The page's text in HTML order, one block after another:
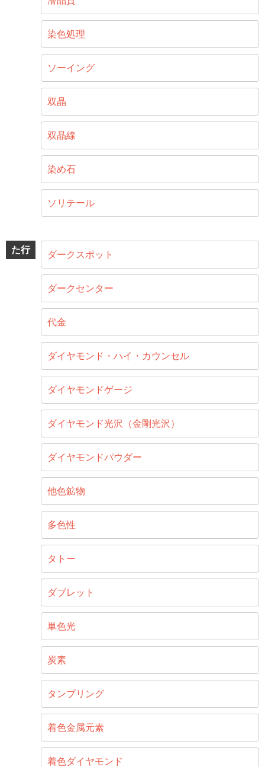
染色処理
ソーイング
双晶
双晶線
染め石
ソリテール
た行 ダークスポット
ダークセンター
代金
ダイヤモンド・ハイ・カウンセル
ダイヤモンドゲージ
ダイヤモンド光沢（金剛光沢）
ダイヤモンドパウダー
他色鉱物
多色性
タトー
ダブレット
単色光
炭素
タンブリング
着色金属元素
着色ダイヤモンド